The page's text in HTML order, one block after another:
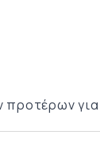
προτέρων